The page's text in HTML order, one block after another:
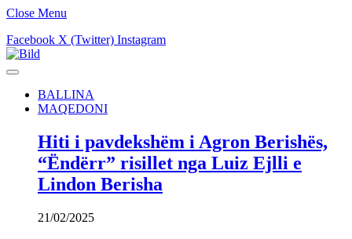
Close Menu
Facebook X (Twitter) Instagram
BALLINA
MAQEDONI
Hiti i pavdekshëm i Agron Berishës,
“Ëndërr” risillet nga Luiz Ejlli e
Lindon Berisha
21/02/2025